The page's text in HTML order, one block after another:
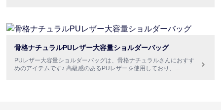
骨格ナチュラルPUレザー大容量ショルダーバッグ
PUレザー大容量ショルダーバッグは、骨格ナチュラルさんにおすす
めのアイテムです♪ 高級感のあるPUレザーを使用しており、 ...